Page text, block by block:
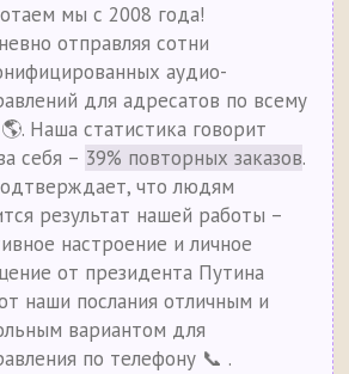
мы с 2008 года!
отправляя сотни
аудио-
для адресатов по всему
Наша статистика говорит
себя – 39% повторных заказов.
что людям
результат нашей работы –
настроение и личное
от президента Путина
наши послания отличным и
вариантом для
по телефону 📞 .